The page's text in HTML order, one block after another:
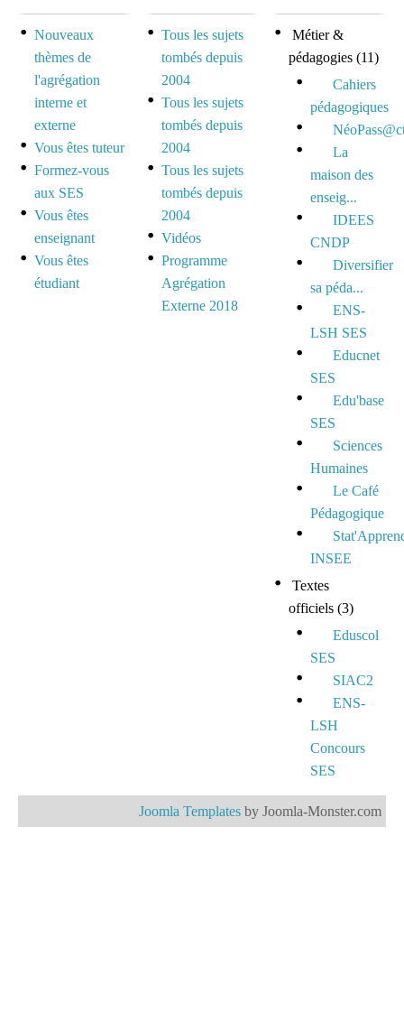
Espace réservé pour
mutualiser ses outils,
idées et questionnements
Nouveaux
thèmes de
l'agrégation
interne et
externe
Vous êtes tuteur
Formez-vous
aux SES
Vous êtes
enseignant
Vous êtes
étudiant
Tous les sujets
tombés depuis
2004
Tous les sujets
tombés depuis
2004
Tous les sujets
tombés depuis
2004
Vidéos
Programme
Agrégation
Externe 2018
Métier &
pédagogies (11)
Cahiers
pédagogiques
La
maison des
enseig...
IDEES
CNDP
Diversifier
sa péda...
ENS-
LSH SES
Educnet
SES
Edu'base
SES
Sciences
Humaines
Le Café
Pédagogique
INSEE
Textes
officiels (3)
Eduscol
SES
SIAC2
ENS-
LSH
Concours
SES
Joomla Templates by Joomla-Monster.com